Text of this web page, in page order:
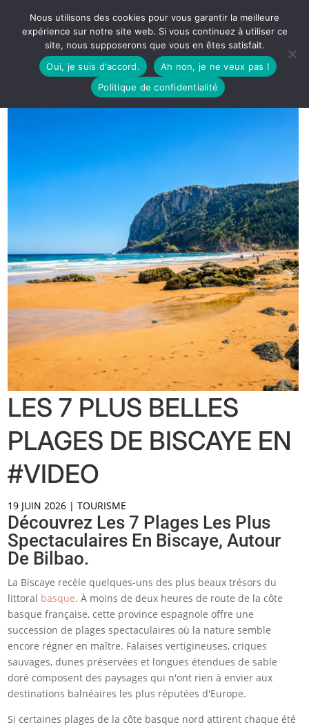
LES 7 PLUS BELLES
PLAGES DE BISCAYE EN
#VIDEO
19 JUIN 2026 |TOURISME
Découvrez Les 7 Plages Les Plus
Spectaculaires En Biscaye, Autour
De Bilbao.
La Biscaye recèle quelques-uns des plus beaux trésors du
littoral basque. À moins de deux heures de route de la côte
basque française, cette province espagnole offre une
succession de plages spectaculaires où la nature semble
encore régner en maître. Falaises vertigineuses, criques
sauvages, dunes préservées et longues étendues de sable
doré composent des paysages qui n'ont rien à envier aux
destinations balnéaires les plus réputées d'Europe.
Si certaines plages de la côte basque nord attirent chaque été
Nous utilisons des cookies pour vous garantir la meilleure
expérience sur notre site web. Si vous continuez à utiliser ce
site, nous supposerons que vous en êtes satisfait.
Oui, je suis d'accord.
Ah non, je ne veux pas !
Politique de confidentialité